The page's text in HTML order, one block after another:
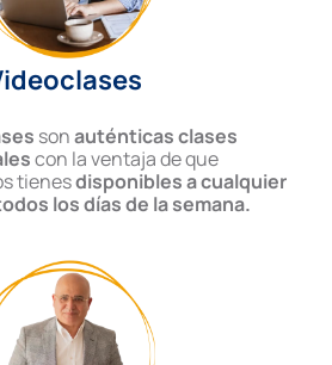
sonauténticas clases
con la ventaja de que
tienesdisponibles a cualquier
los días de la semana.